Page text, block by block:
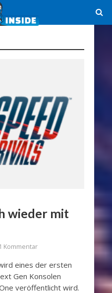
wieder mit
1 Kommentar
eines der ersten
Gen Konsolen
veröffentlicht wird.